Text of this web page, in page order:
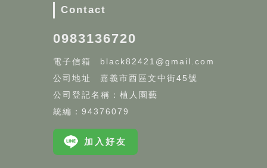
Contact
0983136720
black82421@gmail.com
嘉義市西區文中街45號
公司登記名稱：植人園藝
統編：94376079
加入好友